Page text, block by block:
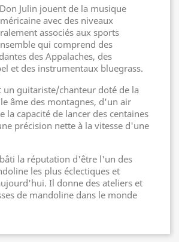
Julin jouent de la musique
avec des niveaux
associés aux sports
qui comprend des
des Appalaches, des
et des instrumentaux bluegrass.
un guitariste/chanteur doté de la
âme des montagnes, d'un air
la capacité de lancer des centaines
précision nette à la vitesse d'une
la réputation d'être l'un des
les plus éclectiques et
Il donne des ateliers et
de mandoline dans le monde